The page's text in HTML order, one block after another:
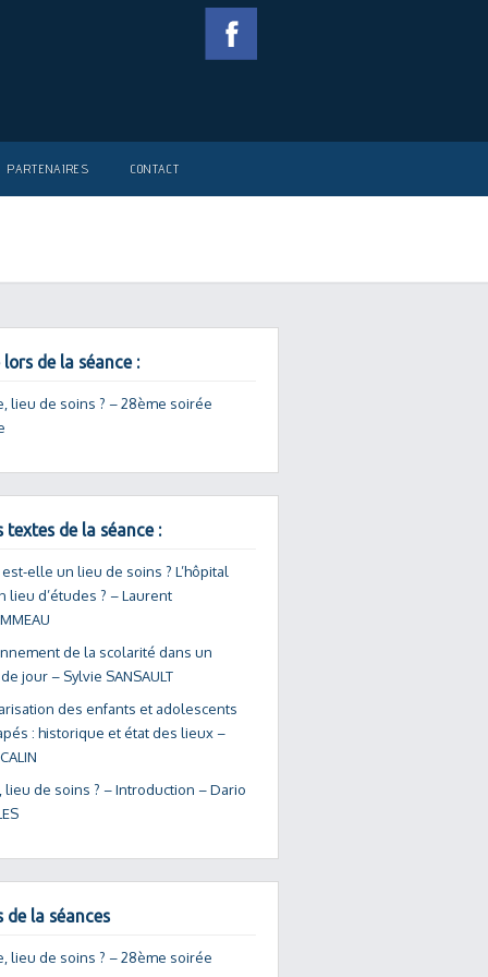
PARTENAIRES CONTACT
lors de la séance :
lieu de soins ? – 28ème soirée
textes de la séance :
est-elle un lieu de soins ? L’hôpital
lieu d’études ? – Laurent
de la scolarité dans un
jour – Sylvie SANSAULT
des enfants et adolescents
: historique et état des lieux –
lieu de soins ? – Introduction – Dario
de la séances
lieu de soins ? – 28ème soirée